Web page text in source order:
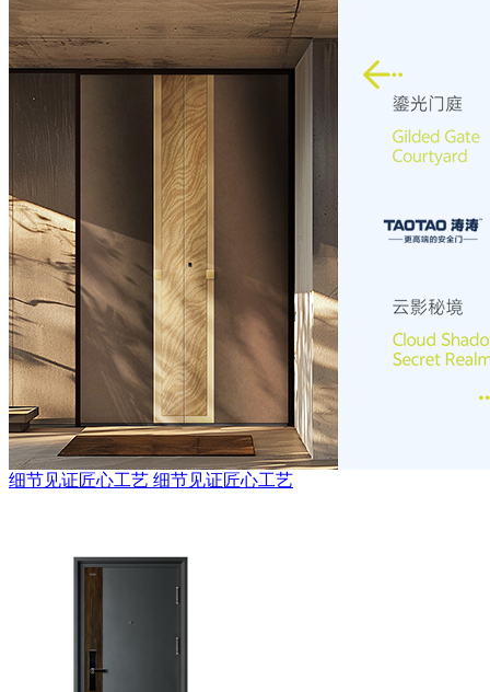
细节见证匠心工艺 细节见证匠心工艺